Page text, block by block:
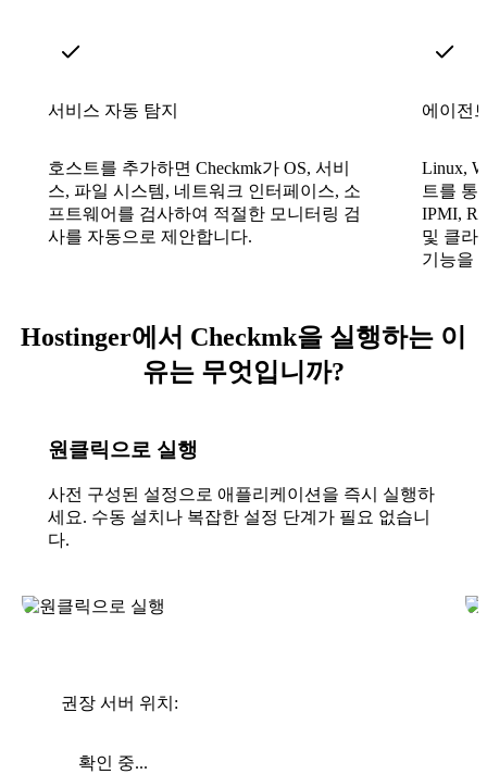
서비스 자동 탐지
호스트를 추가하면 Checkmk가 OS, 서비
스, 파일 시스템, 네트워크 인터페이스, 소
프트웨어를 검사하여 적절한 모니터링 검
사를 자동으로 제안합니다.
에이전
Linux,
트를 통
IPMI,
및 클라
기능을
Hostinger에서 Checkmk을 실행하는 이
유는 무엇입니까?
원클릭으로 실행
사전 구성된 설정으로 애플리케이션을 즉시 실행하
세요. 수동 설치나 복잡한 설정 단계가 필요 없습니
다.
권장 서버 위치:
확인 중...